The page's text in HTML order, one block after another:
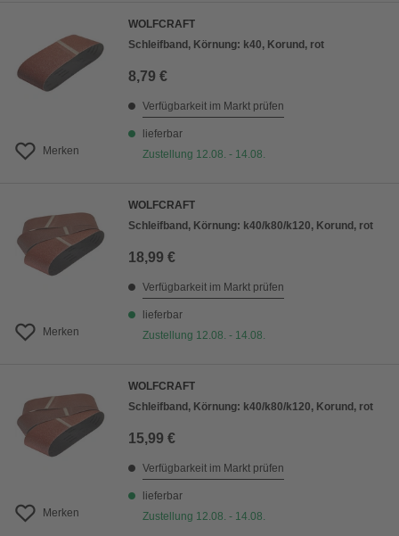
Merken
WOLFCRAFT
Schleifband, Körnung: k40, Korund, rot
8,79 €
Verfügbarkeit im Markt prüfen
lieferbar
Zustellung 12.08. - 14.08.
Merken
WOLFCRAFT
Schleifband, Körnung: k40/k80/k120, Korund, rot
18,99 €
Verfügbarkeit im Markt prüfen
lieferbar
Zustellung 12.08. - 14.08.
Merken
WOLFCRAFT
Schleifband, Körnung: k40/k80/k120, Korund, rot
15,99 €
Verfügbarkeit im Markt prüfen
lieferbar
Zustellung 12.08. - 14.08.